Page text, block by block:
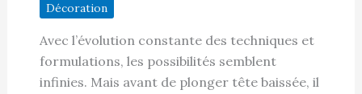
Décoration
Avec l’évolution constante des techniques et
formulations, les possibilités semblent
infinies. Mais avant de plonger tête baissée, il